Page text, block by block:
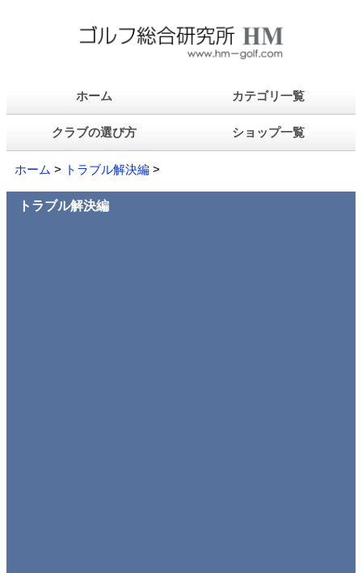
ホーム カテゴリ一覧
クラブの選び方 ショップ一覧
ホーム > トラブル解決編 >
トラブル解決編